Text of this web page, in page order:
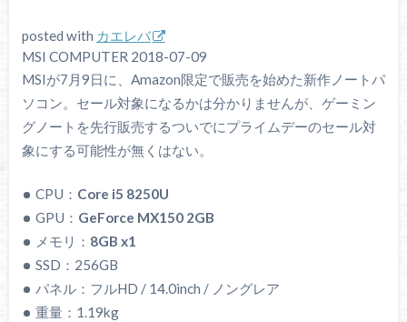
posted with カエレバ
MSI COMPUTER 2018-07-09
MSIが7月9日に、Amazon限定で販売を始めた新作ノートパ
ソコン。セール対象になるかは分かりませんが、ゲーミン
グノートを先行販売するついでにプライムデーのセール対
象にする可能性が無くはない。
CPU： Core i5 8250U
GPU： GeForce MX150 2GB
メモリ： 8GB x1
SSD：256GB
パネル：フルHD / 14.0inch / ノングレア
重量：1.19kg